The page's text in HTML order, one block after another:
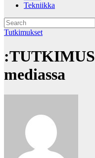
Tekniikka
Tutkimukset
mediassa